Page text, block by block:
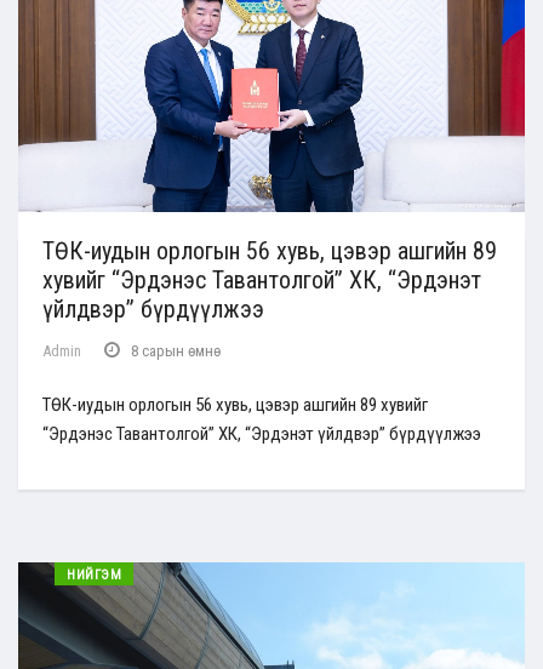
ТӨК-иудын орлогын 56 хувь, цэвэр ашгийн 89
хувийг “Эрдэнэс Тавантолгой” ХК, “Эрдэнэт
үйлдвэр” бүрдүүлжээ
Admin 8 сарын өмнө
ТӨК-иудын орлогын 56 хувь, цэвэр ашгийн 89 хувийг
“Эрдэнэс Тавантолгой” ХК, “Эрдэнэт үйлдвэр” бүрдүүлжээ
НИЙГЭМ